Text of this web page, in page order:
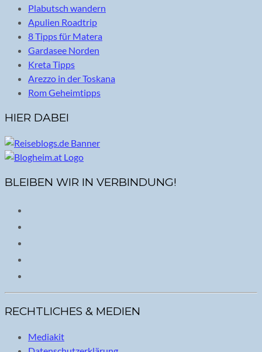
Plabutsch wandern
Apulien Roadtrip
8 Tipps für Matera
Gardasee Norden
Kreta Tipps
Arezzo in der Toskana
Rom Geheimtipps
HIER DABEI
BLEIBEN WIR IN VERBINDUNG!
RECHTLICHES & MEDIEN
Mediakit